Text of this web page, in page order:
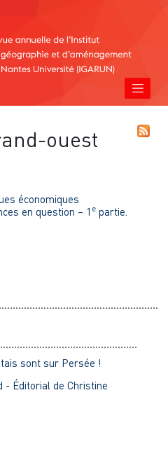
ouest
économiques
en question – 1 e partie.
sont sur Persée !
- Éditorial de Christine